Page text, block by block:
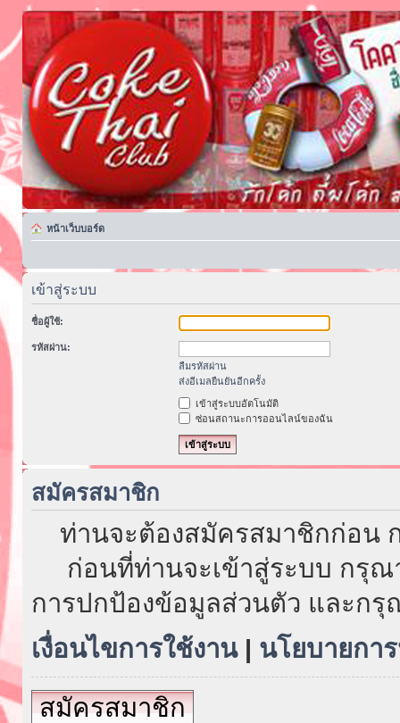
หน้าเว็บบอร์ด
เข้าสู่ระบบ
ชื่อผู้ใช้:
รหัสผ่าน:
ลืมรหัสผ่าน
ส่งอีเมลยืนยันอีกครั้ง
เข้าสู่ระบบอัตโนมัติ
ซ่อนสถานะการออนไลน์ของฉัน
สมัครสมาชิก
ท่านจะต้องสมัครสมาชิกก่อน
ก่อนที่ท่านจะเข้าสู่ระบบ กรุณ
การปกป้องข้อมูลส่วนตัว และก
เงื่อนไขการใช้งาน| นโยบายกา
สมัครสมาชิก